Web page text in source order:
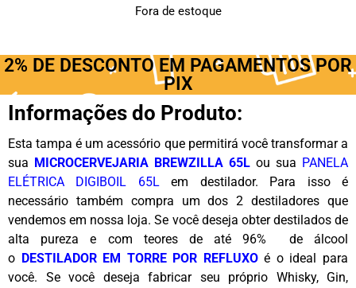
Fora de estoque
2% DE DESCONTO EM PAGAMENTOS POR
PIX
Informações do Produto:
Esta tampa é um acessório que permitirá você transformar a
sua MICROCERVEJARIA BREWZILLA 65L ou sua PANELA
ELÉTRICA DIGIBOIL 65L
em destilador. Para isso é
necessário também compra um dos 2 destiladores que
vendemos em nossa loja. Se você deseja obter destilados de
alta pureza e com teores de até 96% de álcool
o DESTILADOR EM TORRE POR REFLUXOé o ideal para
você. Se você deseja fabricar seu próprio Whisky, Gin,